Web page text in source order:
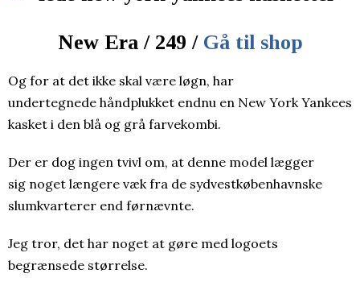
New Era / 249 / Gå til shop
Og for at det ikke skal være løgn, har
undertegnede håndplukket endnu en New York Yankees
kasket i den blå og grå farvekombi.
Der er dog ingen tvivl om, at denne model lægger
sig noget længere væk fra de sydvestkøbenhavnske
slumkvarterer end førnævnte.
Jeg tror, det har noget at gøre med logoets
begrænsede størrelse.